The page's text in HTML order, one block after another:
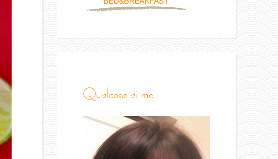
qualcosa di me